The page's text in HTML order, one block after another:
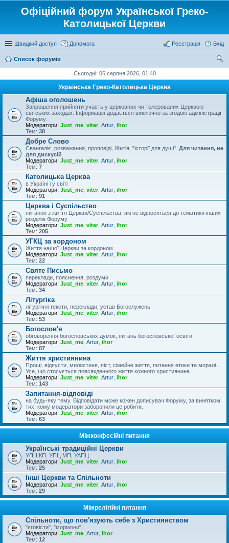
Офіційний форум Української Греко-
Католицької Церкви
Швидкий доступ Допомога Вхід
Реєстрація
Список форумів
Сьогодні: 06 серпня 2026, 01:40
Українська Греко-Католицька Церква
Афіша оголошень
Запрошення прийняти участь у церковних чи толерованих Церквою
світських заходах. Інформація додається виключно за згодою адміністрації
Форуму.
Модератори: Just_me viter, Artur ihor
Тем: 38
Добре Слово
Євангеліє, розважання, проповіді, Житія, "історії для душі". Для читання, не
для дискусій
Модератори: Just_me viter, Artur ihor
Тем: 7
Католицька Церква
в Україні і у світі
Модератори: Just_me viter, Artur ihor
Тем: 91
Церква і Суспільство
питання з життя Церкви/Суспільства, які не відносяться до тематики інших
розділів Форуму
Модератори: Just_me viter, Artur ihor
Тем: 205
УГКЦ за кордоном
Життя нашої Церкви за кордоном
Модератори: Just_me viter, Artur ihor
Тем: 22
Святе Письмо
переклади, пояснення, роздуми
Модератори: Just_me viter, Artur ihor
Тем: 34
Літургіка
літургічні тексти, переклади, устав Богослужень
Модератори: Just_me viter, Artur ihor
Тем: 53
Богослов'я
обговорення богословських думок, питань богословської освіти
Модератори: Just_me Artur ihor
Тем: 87
Життя християнина
Прощі, відпусти, милостиня, піст, сімейне життя, питання етики та моралі...
Усе, що стосується повсякденного життя кожного християнина
Модератори: Just_me viter, Artur ihor
Тем: 143
Запитання-відповіді
на будь-яку тему. Відповідати може кожен дописувач Форуму, за винятком
тих, кому модератори заборонили це робити.
Модератори: Just_me viter, Artur ihor
Тем: 63
Міжконфесійні питання
Українські традиційні Церкви
УПЦ КП, УПЦ МП, УАПЦ
Модератори: Just_me viter, Artur ihor
Тем: 25
Інші Церкви та Спільноти
Модератори: Just_me viter, Artur ihor
Тем: 29
Міжрелігійні питання
Спільноти, що пов'язують себе з Християнством
"єговісти", "мормони"...
Модератори: Just_me Artur ihor
Тем: 12